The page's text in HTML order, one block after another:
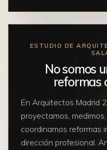
ESTUDIO DE
No somos
reformas
En Arquitectos Madrid
proyectamos,
coordinamos reformas
dirección profesional.